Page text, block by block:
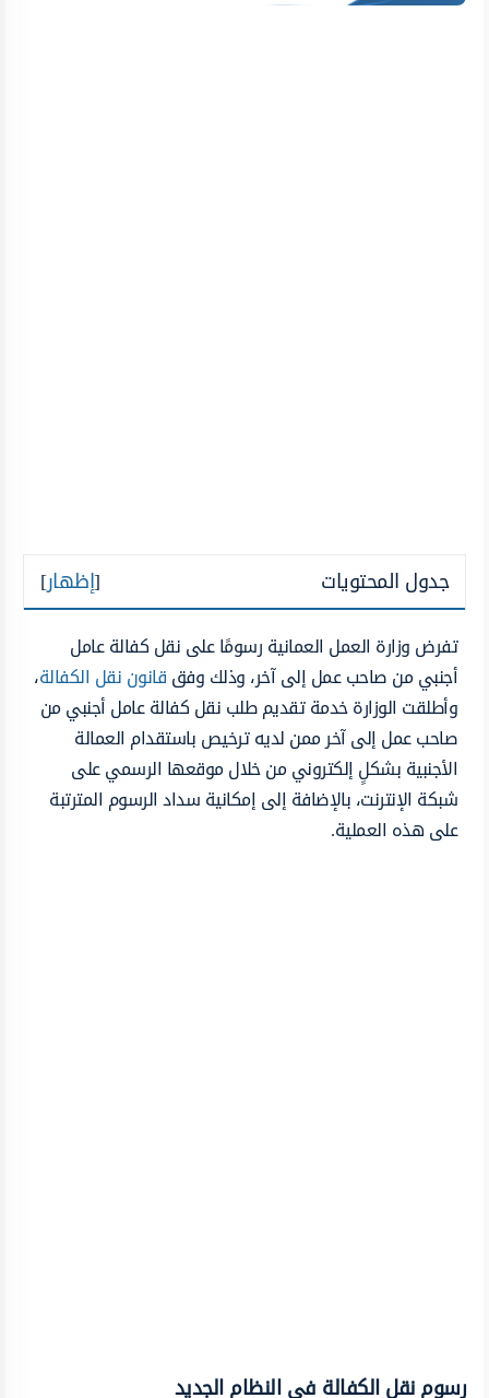
جدول المحتويات [إظهار]
تفرض وزارة العمل العمانية رسومًا على نقل كفالة عامل
أجنبي من صاحب عمل إلى آخر، وذلك وفققانون نقل الكفالة،
وأطلقت الوزارة خدمة تقديم طلب نقل كفالة عامل أجنبي من
صاحب عمل إلى آخر ممن لديه ترخيص باستقدام العمالة
الأجنبية بشكلٍ إلكتروني من خلال موقعها الرسمي على
شبكة الإنترنت، بالإضافة إلى إمكانية سداد الرسوم المترتبة
على هذه العملية.
رسوم نقل الكفالة في النظام الجديد